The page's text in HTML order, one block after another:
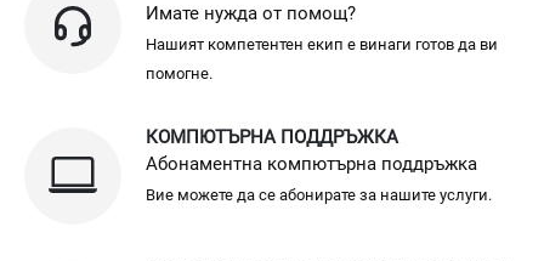
Имате нужда от помощ?
Нашият компетентен екип е винаги готов да ви
помогне.
КОМПЮТЪРНА ПОДДРЪЖКА
Абонаментна компютърна поддръжка
Вие можете да се абонирате за нашите услуги.